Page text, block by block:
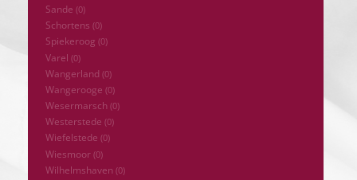
Sande (0)
Schortens (0)
Spiekeroog (0)
Varel (0)
Wangerland (0)
Wangerooge (0)
Wesermarsch (0)
Westerstede (0)
Wiefelstede (0)
Wiesmoor (0)
Wilhelmshaven (0)